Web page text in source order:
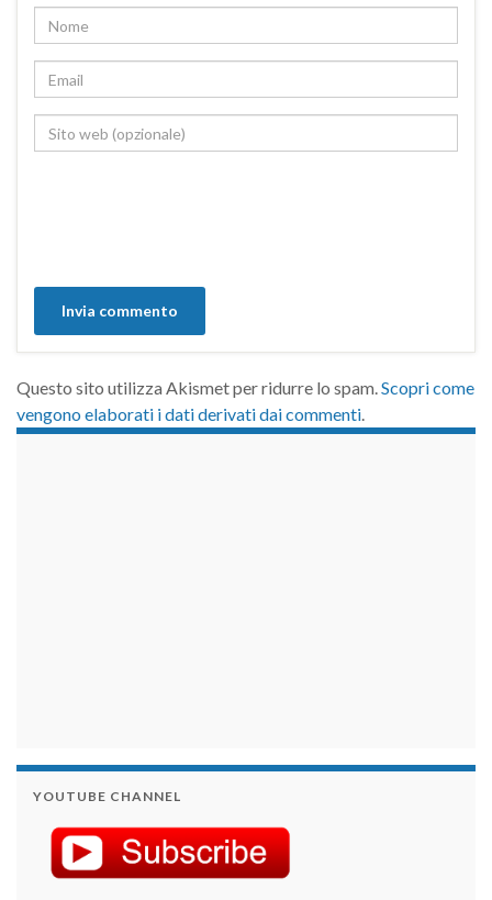
Questo sito utilizza Akismet per ridurre lo spam.Scopri come
vengono elaborati i dati derivati dai commenti.
YOUTUBE CHANNEL